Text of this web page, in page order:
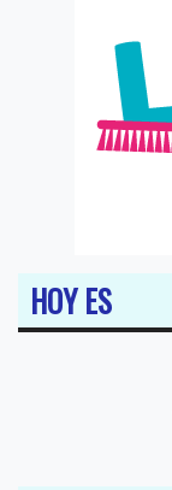
HOY ES